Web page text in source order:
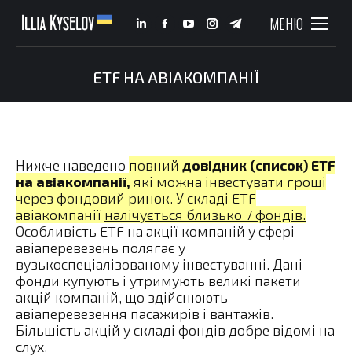
МЕНЮ
Linkedin
opens
Facebook
opens
YouTube
opens
Instagram
opens
Telegram
opens
ETF НА АВІАКОМПАНІЇ
Нижче наведено повний довідник (список) ETF
на авіакомпанії, які можна інвестувати гроші
через фондовий ринок. У складі ETF
авіакомпанії налічується близько 7 фондів.
Особливість ETF на акції компаній у сфері
авіаперевезень полягає у
вузькоспеціалізованому інвестуванні. Дані
фонди купують і утримують великі пакети
акцій компаній, що здійснюють
авіаперевезення пасажирів і вантажів.
Більшість акцій у складі фондів добре відомі на
слух.